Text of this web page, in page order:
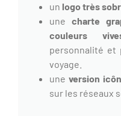
un logo très
une charte
couleurs
personnalité et
voyage.
une version
sur les réseaux